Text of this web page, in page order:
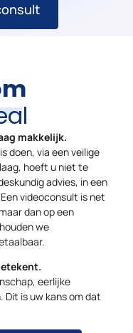
makkelijk.
doen, via een veilige
hoeft u niet te
advies, in een
videoconsult is net
dan op een
we
eerlijke
is uw kans om dat